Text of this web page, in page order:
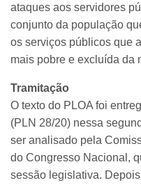
ataques aos servidores
conjunto da população
os serviços públicos que
mais pobre e excluída da
Tramitação
O texto do PLOA foi
(PLN 28/20) nessa
ser analisado pela
do Congresso Nacional,
sessão legislativa.